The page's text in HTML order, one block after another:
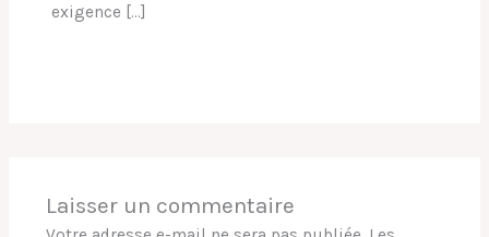
exigence […]
Laisser un commentaire